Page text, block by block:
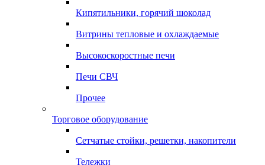
Кипятильники, горячий шоколад
Витрины тепловые и охлаждаемые
Высокоскоростные печи
Печи СВЧ
Прочее
Торговое оборудование
Сетчатые стойки, решетки, накопители
Тележки